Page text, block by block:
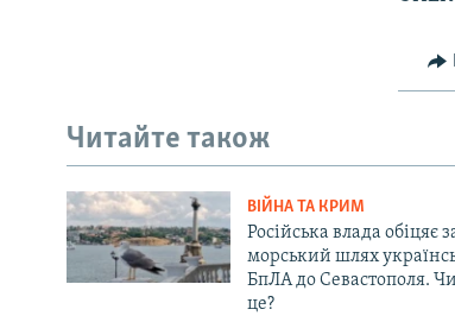
Читайте також
ВІЙНА ТА КРИМ
Російська влада обіцяє
морський шлях
БпЛА до Севастополя.
це?